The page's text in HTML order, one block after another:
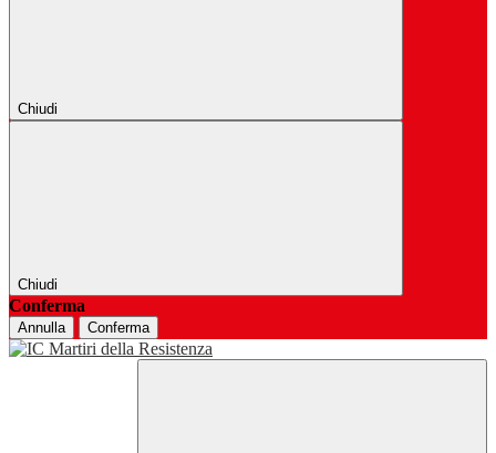
Chiudi
Chiudi
Conferma
Annulla Conferma